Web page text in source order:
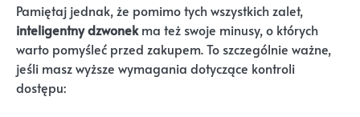
Pamiętaj jednak, że pomimo tych wszystkich zalet,
inteligentny dzwonekma też swoje minusy, o których
warto pomyśleć przed zakupem. To szczególnie ważne,
jeśli masz wyższe wymagania dotyczące kontroli
dostępu: